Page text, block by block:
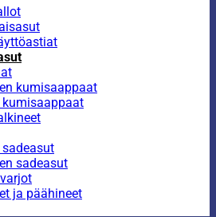
kumisaappaat
kumisaappaat
sadeasut
ja päähineet